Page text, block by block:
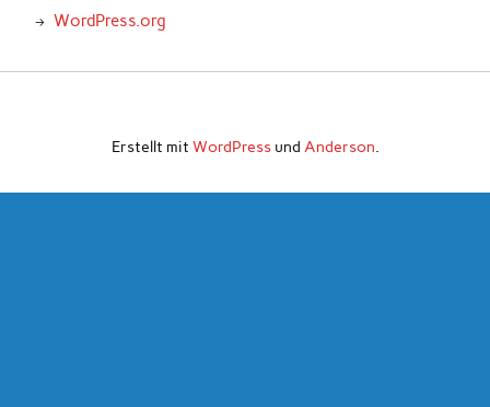
WordPress.org
Erstellt mit WordPressund Anderson.